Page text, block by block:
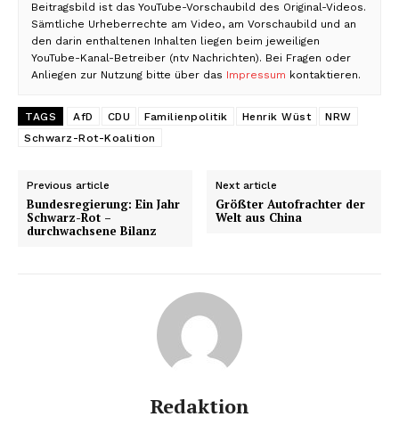
Beitragsbild ist das YouTube-Vorschaubild des Original-Videos.
Sämtliche Urheberrechte am Video, am Vorschaubild und an
den darin enthaltenen Inhalten liegen beim jeweiligen
YouTube-Kanal-Betreiber (ntv Nachrichten). Bei Fragen oder
Anliegen zur Nutzung bitte über das Impressum kontaktieren.
TAGS AfD CDU Familienpolitik Henrik Wüst
NRW
Schwarz-Rot-Koalition
Previous article
Bundesregierung: Ein Jahr
Schwarz-Rot –
durchwachsene Bilanz
Next article
Größter Autofrachter der
Welt aus China
Redaktion